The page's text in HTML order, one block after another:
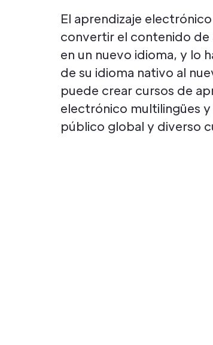
El aprendizaje
convertir el contenido de
en un nuevo idioma, y lo
de su idioma nativo al
puede crear cursos de
electrónico multilingües
público global y diverso